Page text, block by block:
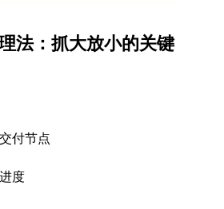
法：抓大放小的关键
付节点
度